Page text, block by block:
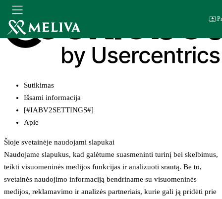
Sutikimas
Išsami informacija
[#IABV2SETTINGS#]
Apie
Šioje svetainėje naudojami slapukai
Naudojame slapukus, kad galėtume suasmeninti turinį bei skelbimus,
teikti visuomeninės medijos funkcijas ir analizuoti srautą. Be to,
svetainės naudojimo informaciją bendriname su visuomeninės
medijos, reklamavimo ir analizės partneriais, kurie gali ją pridėti prie